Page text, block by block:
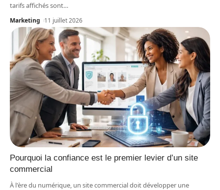
tarifs affichés sont…
Marketing 11 juillet 2026
Pourquoi la confiance est le premier levier d’un site
commercial
À l'ère du numérique, un site commercial doit développer une